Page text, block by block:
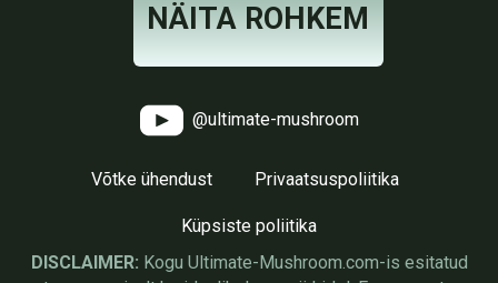
NÄITA ROHKEM
@ultimate-mushroom
Võtke ühendust Privaatsuspoliitika
Küpsiste poliitika
DISCLAIMER: Kogu Ultimate-Mushroom.com-is esitatud